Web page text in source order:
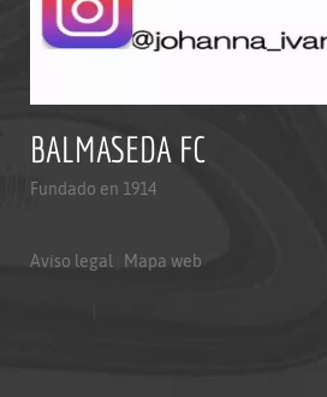
BALMASEDA FC
Fundado en 1914
Aviso legal Mapa web